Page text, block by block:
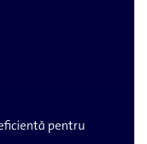
pentru